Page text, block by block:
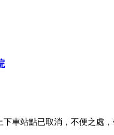
車站點已取消，不便之處，